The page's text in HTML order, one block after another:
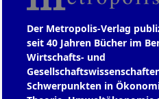
Der Metropolis-Verlag
seit 40 Jahren Bücher im
Wirtschafts- und
Schwerpunkten in